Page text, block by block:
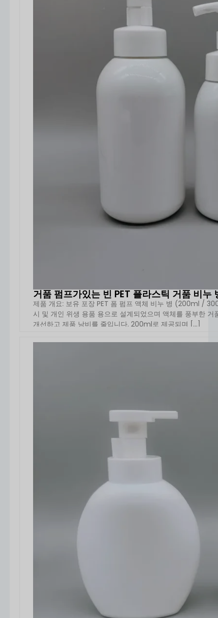
거품 펌프가있는 빈 PET 플라스틱 거품 비
제품 개요: 보유 포장 PET 폼 펌프 액체 비누 병 (200ml /
시 및 개인 위생 용품 용으로 설계되었으며 액체를 풍부한
개선하고 제품 낭비를 줄입니다. 200ml로 제공되며 [...]